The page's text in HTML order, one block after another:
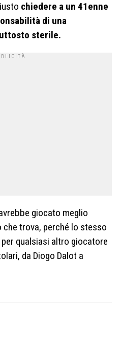
chiedere a un 41enne
di una
sterile.
giocato meglio
trova, perché lo stesso
qualsiasi altro giocatore
da Diogo Dalot a